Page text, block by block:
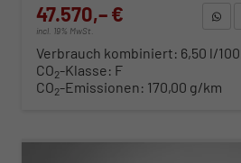
47.570,– €
incl. 19% MwSt.
Verbrauch kombiniert: 6,50 l/
CO2-Klasse: F
CO2-Emissionen: 170,00 g/km